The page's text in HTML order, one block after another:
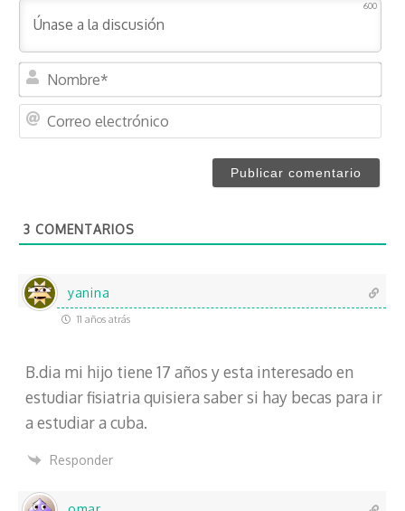
600
o
m
o
t
i
3 COMENTARIOS
yanina
11 años atrás
B.dia mi hijo tiene 17 años y esta interesado en
estudiar fisiatria quisiera saber si hay becas para ir
a estudiar a cuba.
Responder